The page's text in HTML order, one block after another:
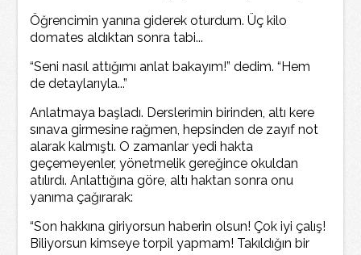
Öğrencimin yanına giderek oturdum. Üç kilo
domates aldıktan sonra tabi...
“Seni nasıl attığımı anlat bakayım!” dedim. “Hem
de detaylarıyla...”
Anlatmaya başladı. Derslerimin birinden, altı kere
sınava girmesine rağmen, hepsinden de zayıf not
alarak kalmıştı. O zamanlar yedi hakta
geçemeyenler, yönetmelik gereğince okuldan
atılırdı. Anlattığına göre, altı haktan sonra onu
yanıma çağırarak:
“Son hakkına giriyorsun haberin olsun! Çok iyi çalış!
Biliyorsun kimseye torpil yapmam! Takıldığın bir